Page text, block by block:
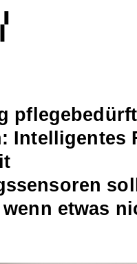
Intelligentes
etwas